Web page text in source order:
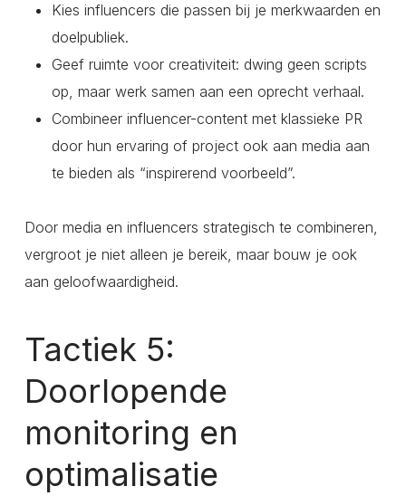
Kies influencers die passen bij je merkwaarden en
doelpubliek.
Geef ruimte voor creativiteit: dwing geen scripts
op, maar werk samen aan een oprecht verhaal.
Combineer influencer-content met klassieke PR
door hun ervaring of project ook aan media aan
te bieden als “inspirerend voorbeeld”.
Door media en influencers strategisch te combineren,
vergroot je niet alleen je bereik, maar bouw je ook
aan geloofwaardigheid.
Tactiek 5:
Doorlopende
monitoring en
optimalisatie